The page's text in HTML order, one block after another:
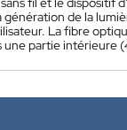
de la
La fibre
une partie intérieure